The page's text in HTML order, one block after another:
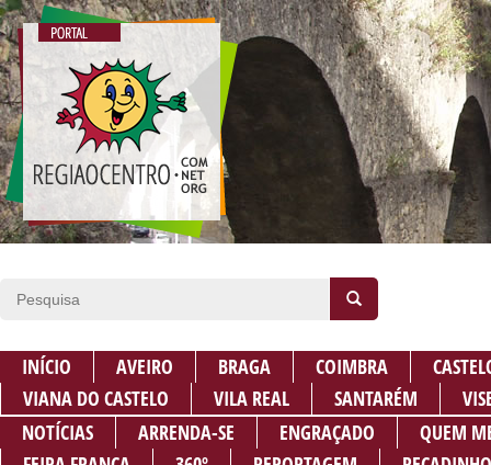
INÍCIO AVEIRO BRAGA COIMBRA
VIANA DO CASTELO
VILA REAL SANTARÉM
NOTÍCIAS
ARRENDA-SE ENGRAÇADO
QUEM